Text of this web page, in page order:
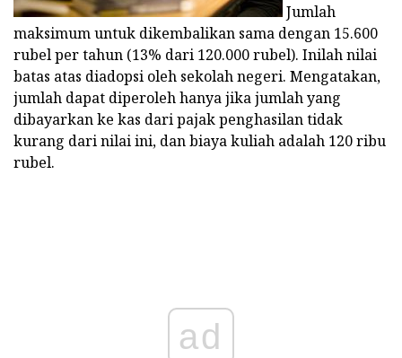
Jumlah
maksimum untuk dikembalikan sama dengan 15.600
rubel per tahun (13% dari 120.000 rubel). Inilah nilai
batas atas diadopsi oleh sekolah negeri. Mengatakan,
jumlah dapat diperoleh hanya jika jumlah yang
dibayarkan ke kas dari pajak penghasilan tidak
kurang dari nilai ini, dan biaya kuliah adalah 120 ribu
rubel.
ad